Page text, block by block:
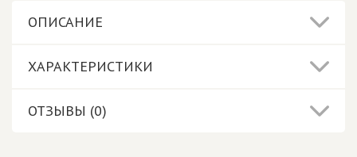
ОПИСАНИЕ
ХАРАКТЕРИСТИКИ
ОТЗЫВЫ (0)